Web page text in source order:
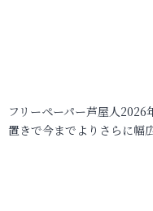
フリーペーパー芦屋人
置きで今までよりさらに幅